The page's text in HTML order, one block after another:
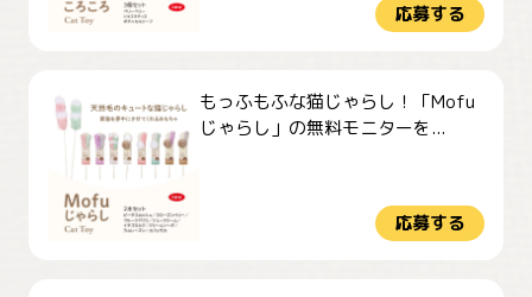
応募する
もっふもふな猫じゃらし！「Mofu
じゃらし」の無料モニターを...
応募する